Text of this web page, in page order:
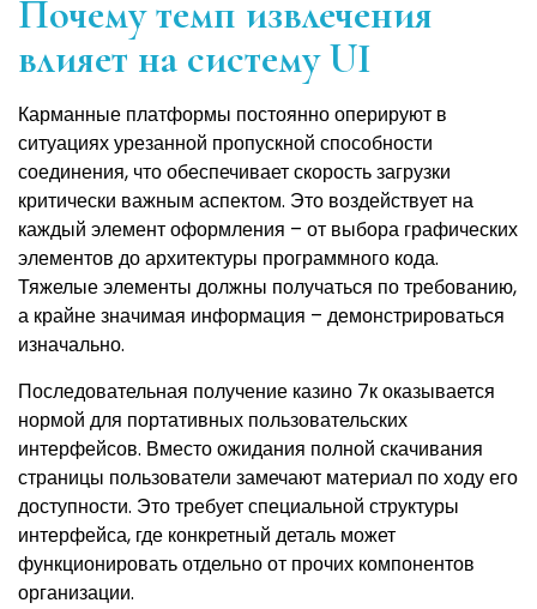
Почему темп извлечения
влияет на систему UI
Карманные платформы постоянно оперируют в
ситуациях урезанной пропускной способности
соединения, что обеспечивает скорость загрузки
критически важным аспектом. Это воздействует на
каждый элемент оформления – от выбора графических
элементов до архитектуры программного кода.
Тяжелые элементы должны получаться по требованию,
а крайне значимая информация – демонстрироваться
изначально.
Последовательная получение казино 7к оказывается
нормой для портативных пользовательских
интерфейсов. Вместо ожидания полной скачивания
страницы пользователи замечают материал по ходу его
доступности. Это требует специальной структуры
интерфейса, где конкретный деталь может
функционировать отдельно от прочих компонентов
организации.